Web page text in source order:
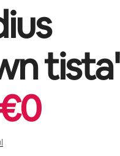
tista'
0